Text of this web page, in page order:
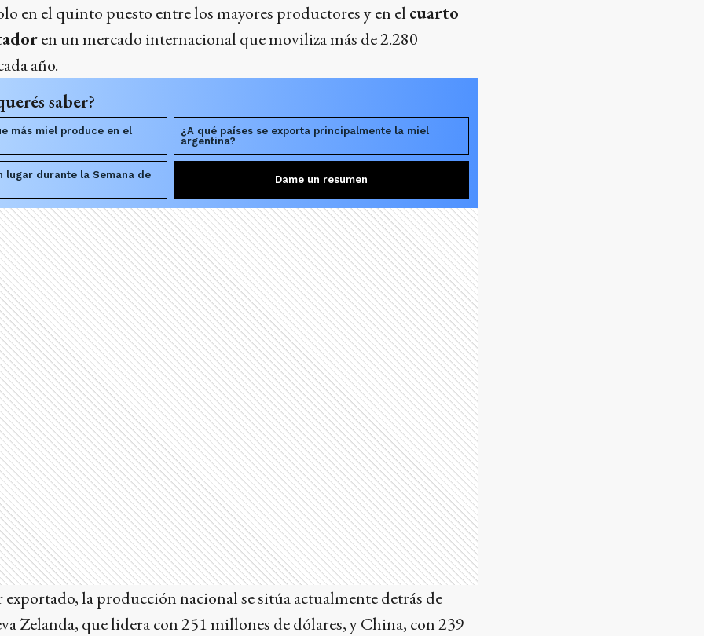
en el quinto puesto entre los mayores productores y en el cuarto
en un mercado internacional que moviliza más de 2.280
año.
saber?
más miel produce en el
¿A qué países se exporta principalmente la miel
argentina?
lugar durante la Semana de Dame un resumen
la producción nacional se sitúa actualmente detrás de
Zelanda, que lidera con 251 millones de dólares, y China, con 239